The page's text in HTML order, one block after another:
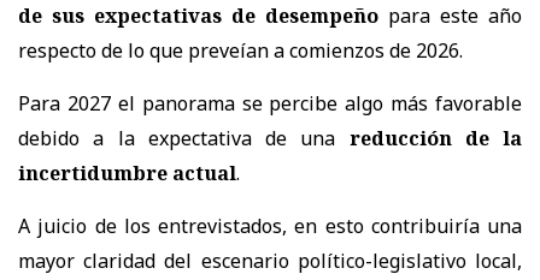
de sus expectativas de desempeño para este año
respecto de lo que preveían a comienzos de 2026.
Para 2027 el panorama se percibe algo más favorable
debido a la expectativa de una reducción de la
incertidumbre actual.
A juicio de los entrevistados, en esto contribuiría una
mayor claridad del escenario político-legislativo local,